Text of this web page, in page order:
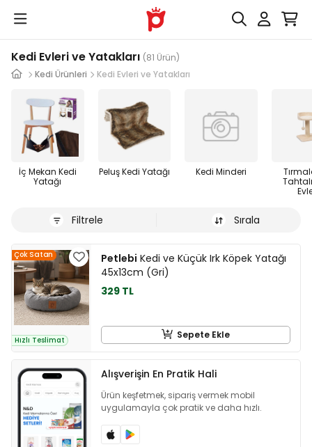
Kedi Evleri ve Yatakları (81 Ürün)
Kedi Ürünleri
Kedi Evleri ve Yatakları
İç Mekan Kedi
Yatağı
Peluş Kedi Yatağı Kedi Minderi
Filtrele Sırala
Çok Satan
Hızlı Teslimat
Petlebi Kedi ve Küçük Irk Köpek Yatağı
45x13cm (Gri)
329 TL
Sepete Ekle
Alışverişin En Pratik Hali
Ürün keşfetmek, sipariş vermek mobil
uygulamayla çok pratik ve daha hızlı.